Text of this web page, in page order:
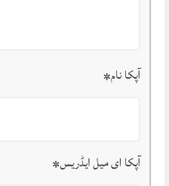
آپکا نام*
آپکا ای میل ایڈریس*